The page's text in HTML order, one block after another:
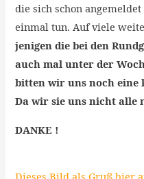
die sich schon
einmal tun. Auf viele
jenigen die bei den
auch mal unter der
bitten wir uns noch eine
Da wir sie uns nicht alle
DANKE !